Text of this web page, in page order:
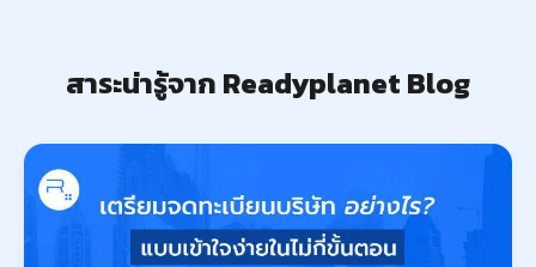
สาระน่ารู้จาก Readyplanet Blog